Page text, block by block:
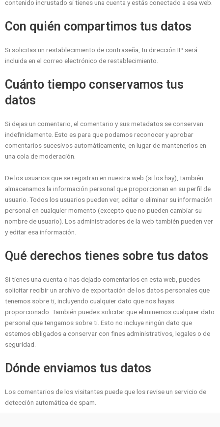
contenido incrustado si tienes una cuenta y estás conectado a esa web.
Con quién compartimos tus datos
Si solicitas un restablecimiento de contraseña, tu dirección IP será
incluida en el correo electrónico de restablecimiento.
Cuánto tiempo conservamos tus
datos
Si dejas un comentario, el comentario y sus metadatos se conservan
indefinidamente. Esto es para que podamos reconocer y aprobar
comentarios sucesivos automáticamente, en lugar de mantenerlos en
una cola de moderación.
De los usuarios que se registran en nuestra web (si los hay), también
almacenamos la información personal que proporcionan en su perfil de
usuario. Todos los usuarios pueden ver, editar o eliminar su información
personal en cualquier momento (excepto que no pueden cambiar su
nombre de usuario). Los administradores de la web también pueden ver
y editar esa información.
Qué derechos tienes sobre tus datos
Si tienes una cuenta o has dejado comentarios en esta web, puedes
solicitar recibir un archivo de exportación de los datos personales que
tenemos sobre ti, incluyendo cualquier dato que nos hayas
proporcionado. También puedes solicitar que eliminemos cualquier dato
personal que tengamos sobre ti. Esto no incluye ningún dato que
estemos obligados a conservar con fines administrativos, legales o de
seguridad.
Dónde enviamos tus datos
Los comentarios de los visitantes puede que los revise un servicio de
detección automática de spam.